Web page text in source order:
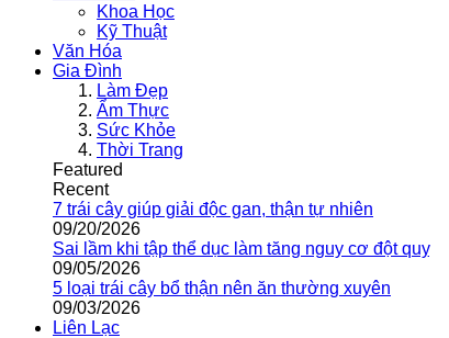
Khoa Học
Kỹ Thuật
Văn Hóa
Gia Đình
Làm Đẹp
Ẩm Thực
Sức Khỏe
Thời Trang
Featured
Recent
7 trái cây giúp giải độc gan, thận tự nhiên
09/20/2026
Sai lầm khi tập thể dục làm tăng nguy cơ đột quỵ
09/05/2026
5 loại trái cây bổ thận nên ăn thường xuyên
09/03/2026
Liên Lạc